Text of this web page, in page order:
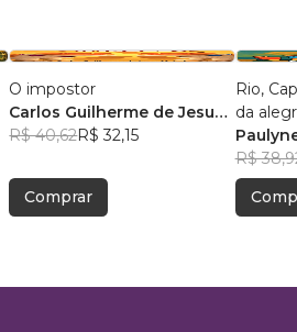
O impostor
Carlos Guilherme de Jesus
Meireles
R$ 40,62R$ 32,15
Comprar
Rio,
da
R$